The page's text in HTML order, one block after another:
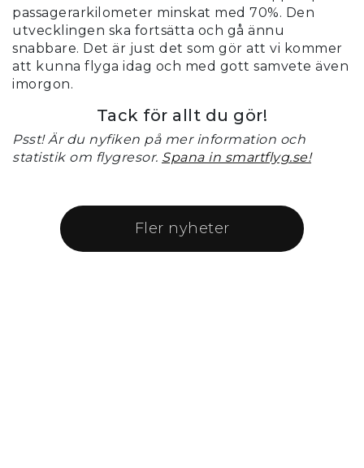
passagerarkilometer minskat med 70%. Den
utvecklingen ska fortsätta och gå ännu
snabbare. Det är just det som gör att vi kommer
att kunna flyga idag och med gott samvete även
imorgon.
Tack för allt du gör!
Psst! Är du nyfiken på mer information och
statistik om flygresor. Spana in smartflyg.se!
Fler nyheter